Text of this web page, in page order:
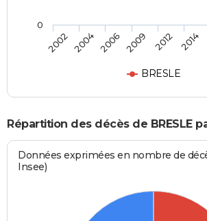
BRESLE
2002 2004 2006 2009 2012 2014
0
Répartition des décès de BRESLE
Données exprimées en nombre de
Insee)